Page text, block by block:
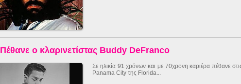
Πέθανε ο κλαρινετίστας Buddy DeFranco
Σε ηλικία 91 χρόνων και με 70χρονη καριέρα πέθανε
Panama City της Florida...